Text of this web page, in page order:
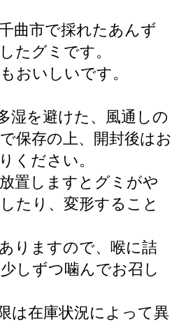
曲市で採れたあんず
たグミです。
おいしいです。
湿を避けた、風通しの
保存の上、開封後はお
ください。
置しますとグミがや
たり、変形すること
りますので、喉に詰
しずつ噛んでお召し
は在庫状況によって異